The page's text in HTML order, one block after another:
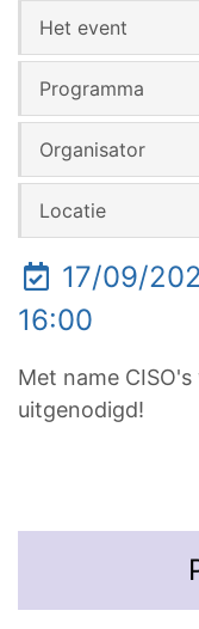
Het event
Programma
Organisator
Locatie
17/09/
16:00
Met name
uitgenodigd!